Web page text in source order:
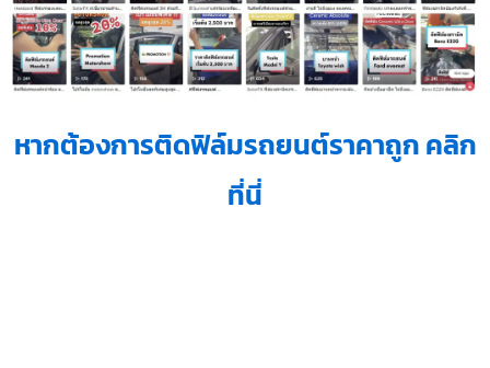
หากต้องการติดฟิล์มรถยนต์ราคาถูก คลิก
ที่นี่